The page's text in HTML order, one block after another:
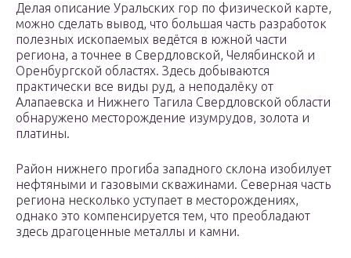
Делая описание Уральских гор по физической карте,
можно сделать вывод, что большая часть разработок
полезных ископаемых ведётся в южной части
региона, а точнее в Свердловской, Челябинской и
Оренбургской областях. Здесь добываются
практически все виды руд, а неподалёку от
Алапаевска и Нижнего Тагила Свердловской области
обнаружено месторождение изумрудов, золота и
платины.
Район нижнего прогиба западного склона изобилует
нефтяными и газовыми скважинами. Северная часть
региона несколько уступает в месторождениях,
однако это компенсируется тем, что преобладают
здесь драгоценные металлы и камни.